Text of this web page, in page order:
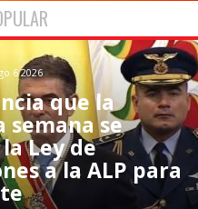
6 2026
que la
semana se
Ley de
a la ALP para